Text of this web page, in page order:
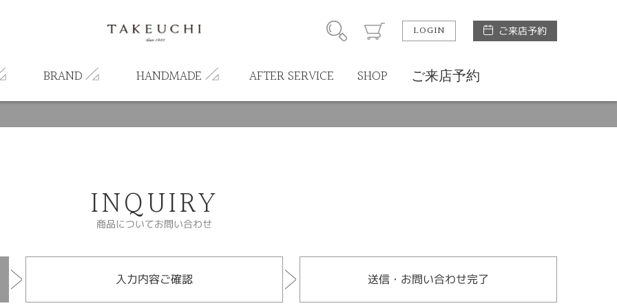
LOGIN ご来店予約
BRAND HANDMADE AFTER SERVICE SHOP ご来店予約
INQUIRY
商品についてお問い合わせ
入力内容ご確認 送信・お問い合わせ完了